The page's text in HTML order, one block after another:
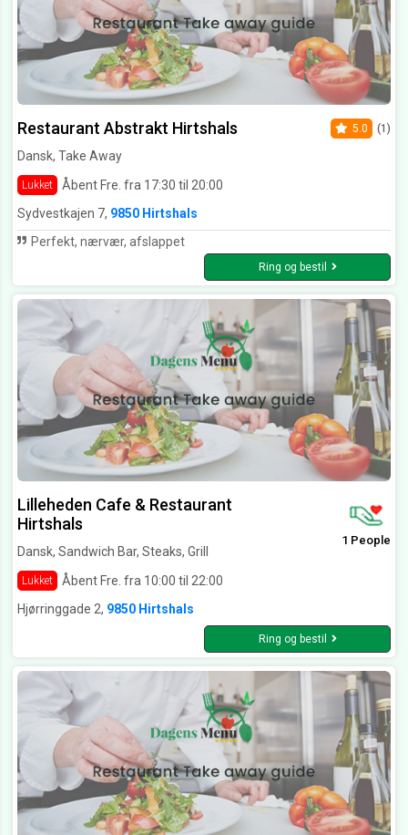
Restaurant Abstrakt Hirtshals
Dansk, Take Away
Lukket Åbent Fre. fra 17:30 til 20:00
5.0 (1)
Sydvestkajen 7, 9850 Hirtshals
Perfekt, nærvær, afslappet
Ring og bestil
Lilleheden Cafe & Restaurant
Hirtshals
Dansk, Sandwich Bar, Steaks, Grill
Lukket Åbent Fre. fra 10:00 til 22:00
1 People
Hjørringgade 2, 9850 Hirtshals
Ring og bestil